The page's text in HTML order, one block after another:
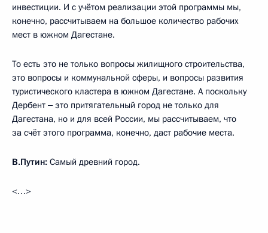
инвестиции. И с учётом реализации этой программы мы,
конечно, рассчитываем на большое количество рабочих
мест в южном Дагестане.
То есть это не только вопросы жилищного строительства,
это вопросы и коммунальной сферы, и вопросы развития
туристического кластера в южном Дагестане. А поскольку
Дербент ‒ это притягательный город не только для
Дагестана, но и для всей России, мы рассчитываем, что
за счёт этого программа, конечно, даст рабочие места.
В.Путин: Самый древний город.
<…>